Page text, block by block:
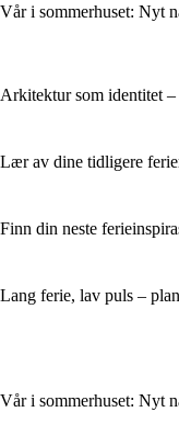
Vår i sommerhuset: Nyt
Arkitektur som identitet
Lær av dine tidligere
Finn din neste
Lang ferie, lav puls –
Vår i sommerhuset: Nyt